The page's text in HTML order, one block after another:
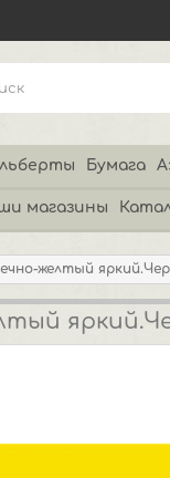
Бумага
магазины
желтый